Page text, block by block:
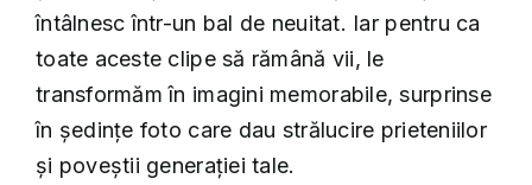
întâlnesc într-un bal de neuitat. Iar pentru ca
toate aceste clipe să rămână vii, le
transformăm în imagini memorabile, surprinse
în ședințe foto care dau strălucire prieteniilor
și poveștii generației tale.